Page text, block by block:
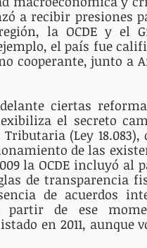
a recibir presiones
la OCDE y el
el país fue
cooperante, junto a
ciertas
el secreto
(Ley
de las
la OCDE incluyó al
de transparencia
de acuerdos
de ese
en 2011, aunque